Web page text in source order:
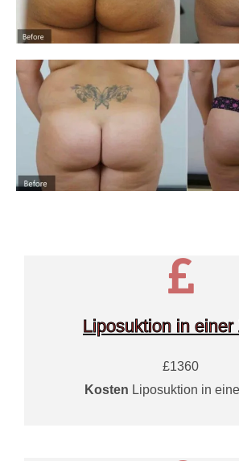
Liposuktion in einer
£1360
Kosten Liposuktion in